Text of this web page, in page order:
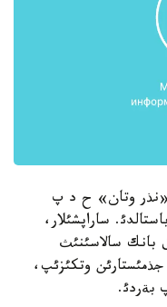
«نذر وتان» ح د پ
ساراپشئلار،
بانك سالاسئنئث
جذمئستارئن وتكئزئپ،
بةردئ.